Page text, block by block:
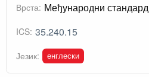
Врста: Међународни стандард
ICS: 35.240.15
Језик: енглески